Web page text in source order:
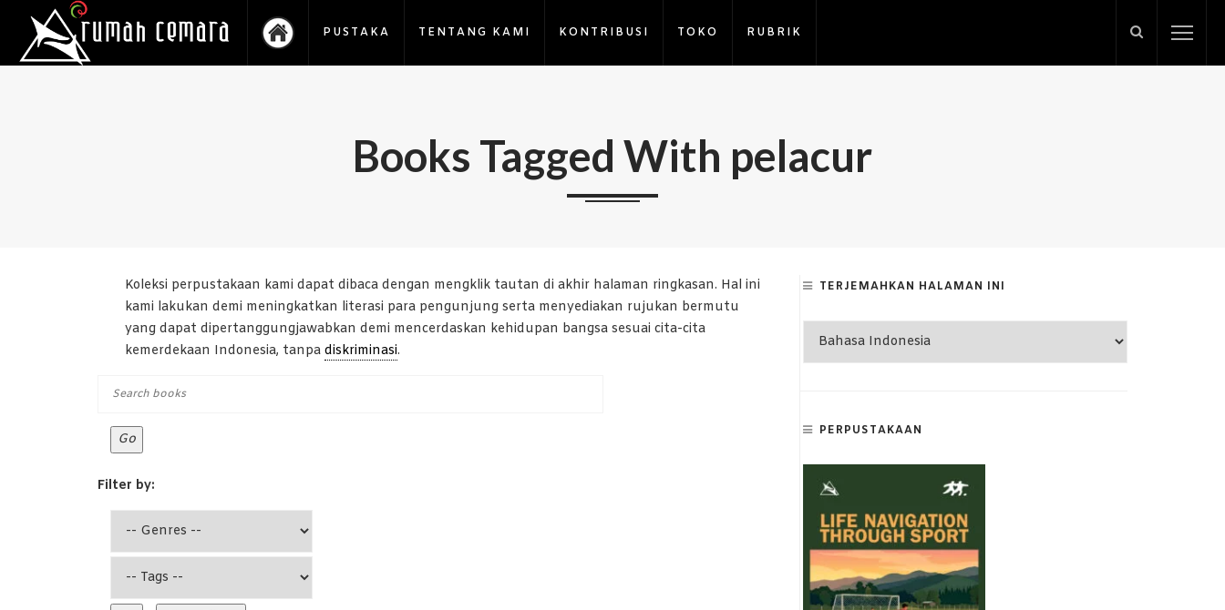
PUSTAKA TENTANG KAMI KONTRIBUSI TOKO RUBRIK
Books Tagged With pelacur
Koleksi perpustakaan kami dapat dibaca dengan mengklik tautan di akhir halaman ringkasan. Hal ini
kami lakukan demi meningkatkan literasi para pengunjung serta menyediakan rujukan bermutu
yang dapat dipertanggungjawabkan demi mencerdaskan kehidupan bangsa sesuai cita-cita
kemerdekaan Indonesia, tanpa diskriminasi.
Filter by:
TERJEMAHKAN HALAMAN INI
PERPUSTAKAAN